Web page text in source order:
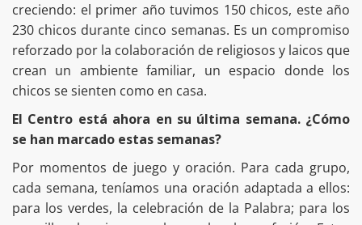
creciendo: el primer año tuvimos 150 chicos, este año
230 chicos durante cinco semanas. Es un compromiso
reforzado por la colaboración de religiosos y laicos que
crean un ambiente familiar, un espacio donde los
chicos se sienten como en casa.
El Centro está ahora en su última semana. ¿Cómo
se han marcado estas semanas?
Por momentos de juego y oración. Para cada grupo,
cada semana, teníamos una oración adaptada a ellos:
para los verdes, la celebración de la Palabra; para los